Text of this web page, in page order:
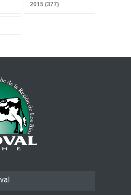
Combustibles y producción
de alimentos
29 marzo 2026
2015 (377)